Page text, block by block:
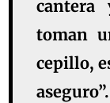
toman
cepillo,
aseguro”.